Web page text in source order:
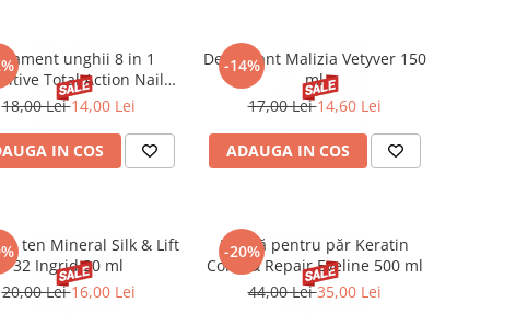
unghii 8 in 1
Total Action Nail
Therapy 12 ml
18,00 Lei14,00 Lei
IN COS
-14%
Deodorant Malizia Vetyver 150
ml
17,00 Lei14,60 Lei
ADAUGA IN COS
ten Mineral Silk & Lift
32 Ingrid 30 ml
20,00 Lei16,00 Lei
-20%
Mască pentru păr Keratin
Color & Repair Eveline 500 ml
44,00 Lei35,00 Lei